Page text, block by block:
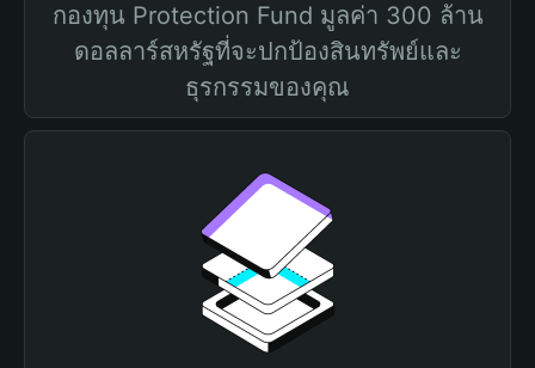
กองทุน Protection Fund มูลค่า 300 ล้าน
ดอลลาร์สหรัฐที่จะปกป้องสินทรัพย์และ
ธุรกรรมของคุณ